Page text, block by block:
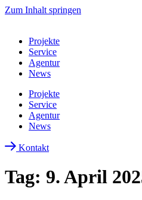
Zum Inhalt springen
Projekte
Service
Agentur
News
Projekte
Service
Agentur
News
Kontakt
Tag: 9. April